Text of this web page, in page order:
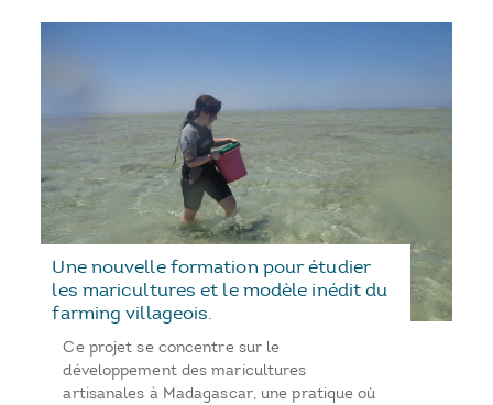
Une nouvelle formation pour étudier
les maricultures et le modèle inédit du
farming villageois.
Ce projet se concentre sur le
développement des maricultures
artisanales à Madagascar, une pratique où